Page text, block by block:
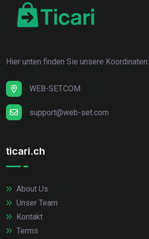
Hier unten finden Sie unsere Koordinaten:
WEB-SET.COM
support@web-set.com
ticari.ch
About Us
Unser Team
Kontakt
Terms